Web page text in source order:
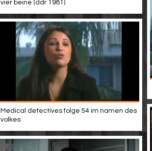
vier beine (ddr 1981)
Medical detectives folge 54 im namen des
volkes